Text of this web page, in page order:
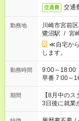
交通費 交通
勤務地
川崎市宮前区
鷺沼駅 / 宮
≪自宅か
します。
勤務時間
9:00～18:00（休憩60分） ■ご
早番 7:00～
と休みを合
「できれば
ね。 ※Wワーク希望の方へ 今ご覧のお仕事で希望する勤務時間
と、もう1つ
合は応募で
期間
【8月中の
3日後に就業